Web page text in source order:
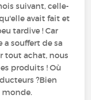
suivant, celle-
avait fait et
tardive ! Car
souffert de sa
tout achat, nous
produits ! Où
?Bien
monde.